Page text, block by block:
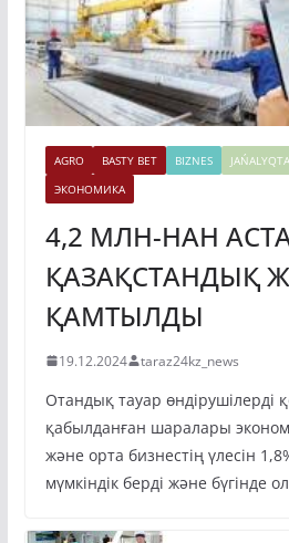
AGRO BASTY BET BIZNES
ЭКОНОМИКА
4,2 МЛН-НАН
ҚАЗАҚСТАНДЫҚ
ҚАМТЫЛДЫ
19.12.2024 taraz24kz_news
Отандық тауар өндірушілерді
қабылданған шаралары
және орта бизнестің үлесін
мүмкіндік берді және бүгінде